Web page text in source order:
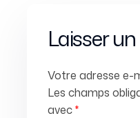
Laisser
Votre adresse e-
Les champs
avec*